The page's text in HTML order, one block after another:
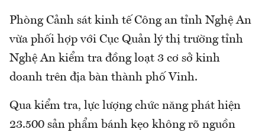
Phòng Cảnh sát kinh tế Công an tỉnh Nghệ An
vừa phối hợp với Cục Quản lý thị trường tỉnh
Nghệ An kiểm tra đồng loạt 3 cơ sở kinh
doanh trên địa bàn thành phố Vinh.
Qua kiểm tra, lực lượng chức năng phát hiện
23.500 sản phẩm bánh kẹo không rõ nguồn